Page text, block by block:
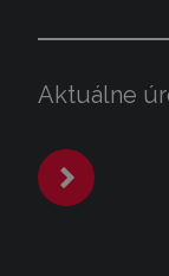
Aktuálne